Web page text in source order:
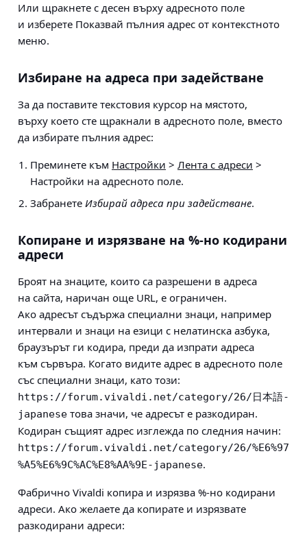
Или щракнете с десен върху адресното поле
и изберете Показвай пълния адрес от контекстното
меню.
Избиране на адреса при задействане
За да поставите текстовия курсор на мястото,
върху което сте щракнали в адресното поле, вместо
да избирате пълния адрес:
Преминете към Настройки > Лента с адреси >
Настройки на адресното поле.
Забранете Избирай адреса при задействане.
Копиране и изрязване на %‐но кодирани
адреси
Броят на знаците, които са разрешени в адреса
на сайта, наричан още URL, е ограничен.
Ако адресът съдържа специални знаци, например
интервали и знаци на езици с нелатинска азбука,
браузърът ги кодира, преди да изпрати адреса
към сървъра. Когато видите адрес в адресното поле
със специални знаци, като този:
https://forum.vivaldi.net/category/26/日本語-
japanese това значи, че адресът е разкодиран.
Кодиран същият адрес изглежда по следния начин:
https://forum.vivaldi.net/category/26/%E6%97
%A5%E6%9C%AC%E8%AA%9E-japanese.
Фабрично Vivaldi копира и изрязва %‐но кодирани
адреси. Ако желаете да копирате и изрязвате
разкодирани адреси: